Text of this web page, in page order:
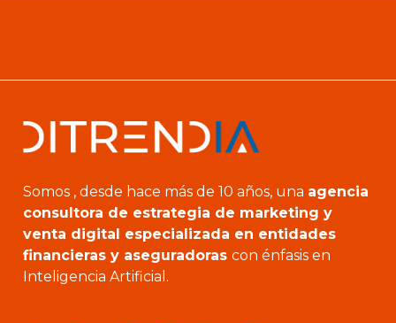
Somos , desde hace más de 10 años, una agencia
consultora de estrategia de marketing y
venta digital especializada en entidades
financieras y aseguradoras con énfasis en
Inteligencia Artificial.